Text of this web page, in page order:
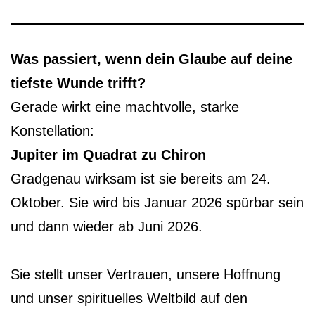
Was passiert, wenn dein Glaube auf deine
tiefste Wunde trifft?
Gerade wirkt eine machtvolle, starke
Konstellation:
Jupiter im Quadrat zu Chiron
Gradgenau wirksam ist sie bereits am 24.
Oktober. Sie wird bis Januar 2026 spürbar sein
und dann wieder ab Juni 2026.
Sie stellt unser Vertrauen, unsere Hoffnung
und unser spirituelles Weltbild auf den